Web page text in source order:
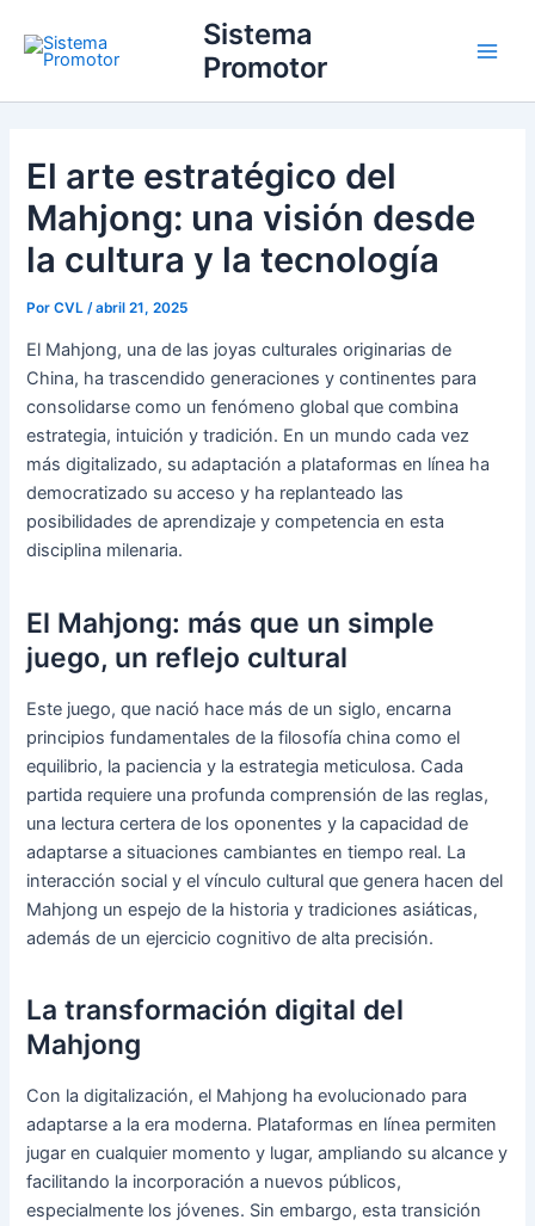
para
conteúdo
Sistema
Promotor
El arte estratégico del
Mahjong: una visión desde
la cultura y la tecnología
PorCVL/abril 21, 2025
El Mahjong, una de las joyas culturales originarias de
China, ha trascendido generaciones y continentes para
consolidarse como un fenómeno global que combina
estrategia, intuición y tradición. En un mundo cada vez
más digitalizado, su adaptación a plataformas en línea ha
democratizado su acceso y ha replanteado las
posibilidades de aprendizaje y competencia en esta
disciplina milenaria.
El Mahjong: más que un simple
juego, un reflejo cultural
Este juego, que nació hace más de un siglo, encarna
principios fundamentales de la filosofía china como el
equilibrio, la paciencia y la estrategia meticulosa. Cada
partida requiere una profunda comprensión de las reglas,
una lectura certera de los oponentes y la capacidad de
adaptarse a situaciones cambiantes en tiempo real. La
interacción social y el vínculo cultural que genera hacen del
Mahjong un espejo de la historia y tradiciones asiáticas,
además de un ejercicio cognitivo de alta precisión.
La transformación digital del
Mahjong
Con la digitalización, el Mahjong ha evolucionado para
adaptarse a la era moderna. Plataformas en línea permiten
jugar en cualquier momento y lugar, ampliando su alcance y
facilitando la incorporación a nuevos públicos,
especialmente los jóvenes. Sin embargo, esta transición